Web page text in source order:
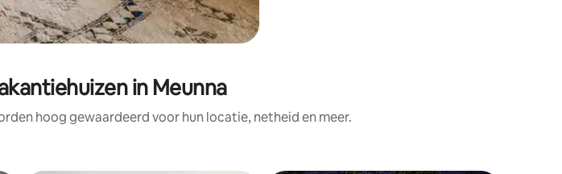
in Meunna
hoog gewaardeerd voor hun locatie, netheid en meer.